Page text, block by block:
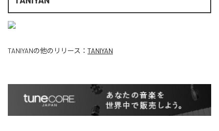
TANIYANの他のリリース： TANIYAN